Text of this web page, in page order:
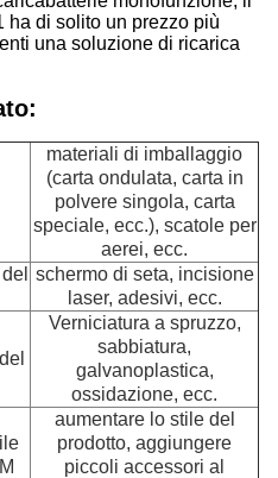
ha di solito un prezzo più
una soluzione di ricarica
materiali di imballaggio
(carta ondulata, carta in
polvere singola, carta
speciale, ecc.), scatole per
aerei, ecc.
schermo di seta, incisione
laser, adesivi, ecc.
Verniciatura a spruzzo,
sabbiatura,
galvanoplastica,
ossidazione, ecc.
aumentare lo stile del
prodotto, aggiungere
piccoli accessori al